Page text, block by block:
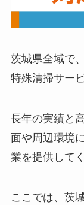
茨城県全域で、
特殊清掃サー
長年の実績と
面や周辺環境
業を提供して
ここでは、茨